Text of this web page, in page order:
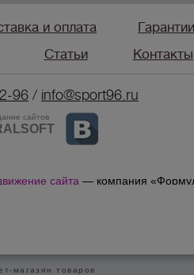
и оплата
Статьи Контакты
96/ info@sport96.ru
сайтов
сайта — компания
магазин товаров